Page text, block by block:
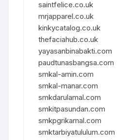
saintfelice.co.uk
mrjapparel.co.uk
kinkycatalog.co.uk
thefaciahub.co.uk
yayasanbinabakti.com
paudtunasbangsa.com
smkal-amin.com
smkal-manar.com
smkdarulamal.com
smkitpasundan.com
smkpgrikamal.com
smktarbiyatululum.com